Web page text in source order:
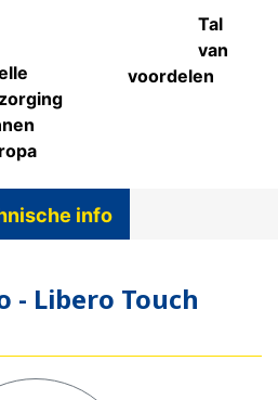
Tal
van
voordelen
info
- Libero Touch